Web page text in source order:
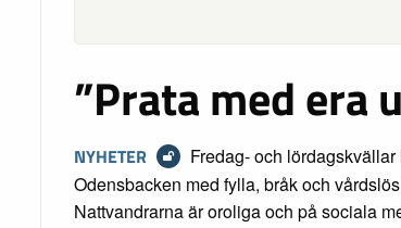
”Prata med era
NYHETER
Fredag- och
Odensbacken med fylla, bråk och
Nattvandrarna är oroliga och på sociala